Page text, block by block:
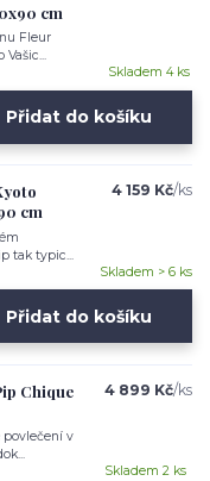
cm
Fleur
Skladem 4 ks
Přidat do košíku
cm
tak typic...
4 159 Kč/ks
Skladem > 6 ks
Přidat do košíku
Chique
povlečení v
4 899 Kč/ks
Skladem 2 ks